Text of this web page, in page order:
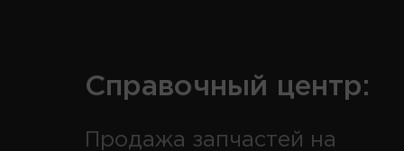
Справочный центр:
Продажа запчастей на